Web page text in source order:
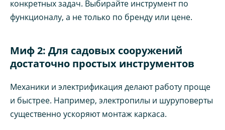
конкретных задач. Выбирайте инструмент по
функционалу, а не только по бренду или цене.
Миф 2: Для садовых сооружений
достаточно простых инструментов
Механики и электрификация делают работу проще
и быстрее. Например, электропилы и шуруповерты
существенно ускоряют монтаж каркаса.